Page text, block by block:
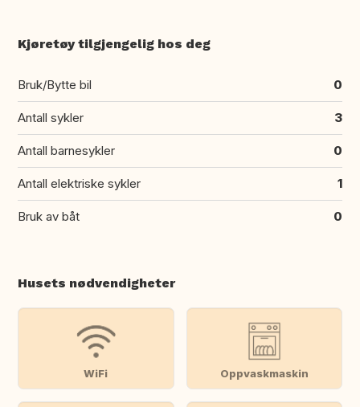
Kjøretøy tilgjengelig hos deg
Bruk/Bytte bil 0
Antall sykler 3
Antall barnesykler 0
Antall elektriske sykler 1
Bruk av båt 0
Husets nødvendigheter
WiFi Oppvaskmaskin